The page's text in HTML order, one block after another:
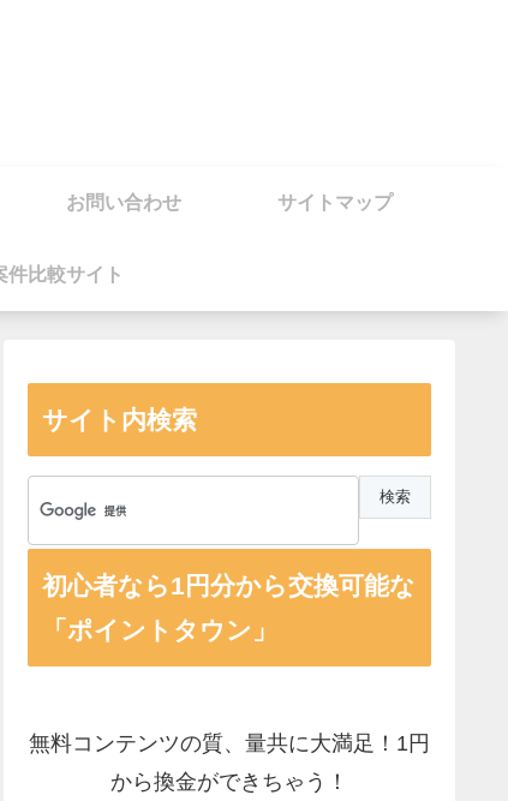
お問い合わせ サイトマップ
件比較サイト
サイト内検索
初心者なら1円分から交換可能な
「ポイントタウン」
無料コンテンツの質、量共に大満足！1円
から換金ができちゃう！